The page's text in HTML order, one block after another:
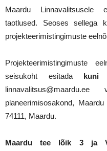
Maardu Linnavalitsusele
taotlused. Seoses sellega
projekteerimistingimuste
Projekteerimistingimuste
seisukoht esitada kuni
planeerimisosakond,
74111, Maardu.
Maardu tee lõik 3 ja